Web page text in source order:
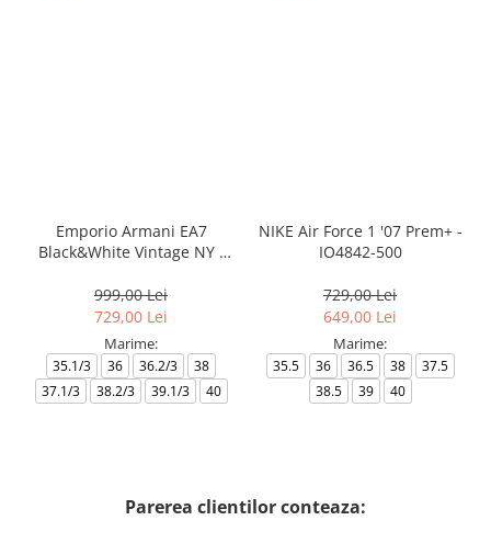
Emporio Armani EA7
Black&White Vintage NY -
999,00 Lei
729,00 Lei
Marime:
35.1/3 36 36.2/3
38
37.1/3
38.2/3 39.1/3 40
NIKE Air Force 1 '07 Prem+ -
IO4842-500
729,00 Lei
649,00 Lei
Marime:
35.5 36 36.5 38
37.5
38.5
39 40
Parerea clientilor conteaza: